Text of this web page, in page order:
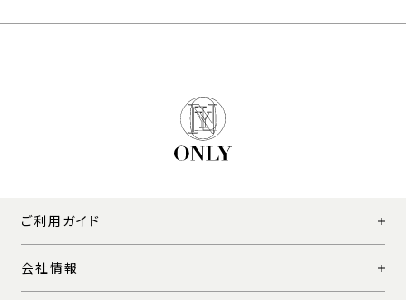
ご利用ガイド
会社情報